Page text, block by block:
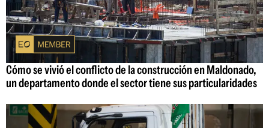
Cómo se vivió el conflicto de la construcción en Maldonado,
un departamento donde el sector tiene sus particularidades